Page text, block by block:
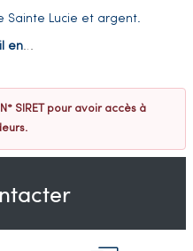
Sainte Lucie et argent.
en…
SIRET pour avoir accès à